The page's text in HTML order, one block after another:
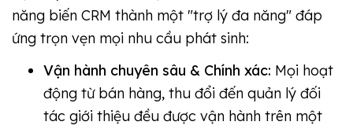
năng biến CRM thành một "trợ lý đa năng" đáp
ứng trọn vẹn mọi nhu cầu phát sinh:
Vận hành chuyên sâu & Chính xác: Mọi hoạt
động từ bán hàng, thu đổi đến quản lý đối
tác giới thiệu đều được vận hành trên một